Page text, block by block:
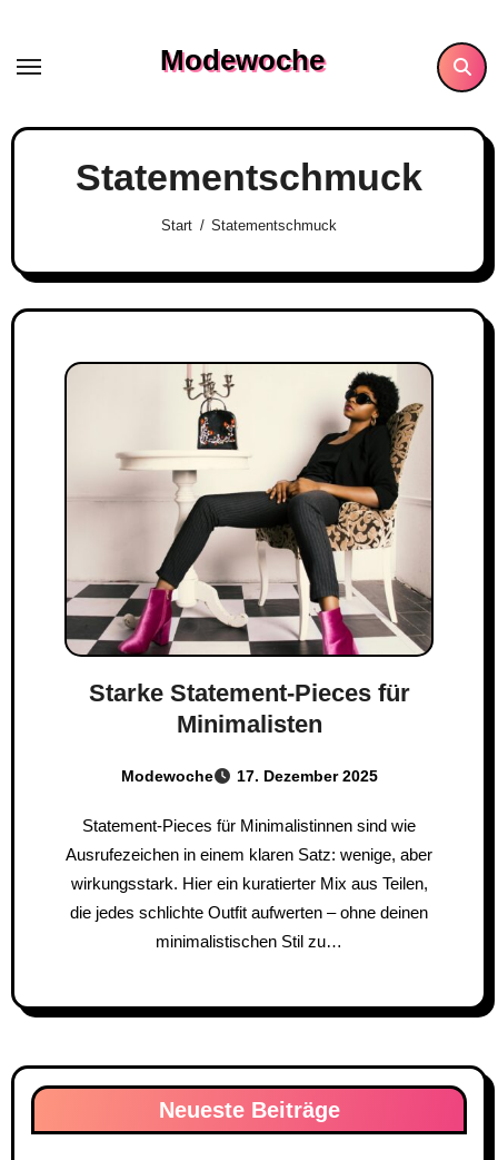
content
Modewoche
Statementschmuck
Start Statementschmuck
Starke Statement-Pieces für
Minimalisten
Modewoche 17. Dezember 2025
Statement-Pieces für Minimalistinnen sind wie
Ausrufezeichen in einem klaren Satz: wenige, aber
wirkungsstark. Hier ein kuratierter Mix aus Teilen,
die jedes schlichte Outfit aufwerten – ohne deinen
minimalistischen Stil zu…
Neueste Beiträge